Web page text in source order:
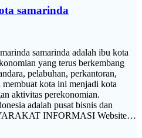
samarinda
samarinda adalah ibu kota
yang terus berkembang
pelabuhan, perkantoran,
kota ini menjadi kota
aktivitas perekonomian.
adalah pusat bisnis dan
INFORMASI Website…